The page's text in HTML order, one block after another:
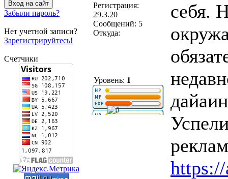
Забыли пароль?
Нет учетной записи?
Зарегистрируйтесь!
Счетчики
Регистрация:
29.3.20
Сообщений: 5
Откуда:
Уровень: 1
себя.